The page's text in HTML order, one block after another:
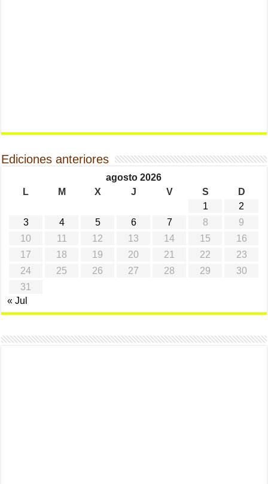
Ediciones anteriores
agosto 2026
L
M X J V S
D
1
2
3
4 5 6 7 8
9
10
11 12 13 14 15
16
17
18 19 20 21 22
23
24
25 26 27 28 29
30
31
« Jul